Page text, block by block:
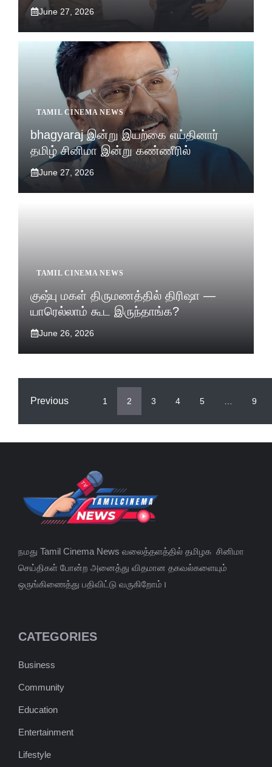
June 27, 2026
TAMIL CINEMA NEWS
bhagyaraj இன்று இயற்கை எய்தினார்
தமிழ் சினிமா இன்று கண்ணீரில்
June 27, 2026
TAMIL CINEMA NEWS
குஷ்பு மகள் திருமணத்தில் திரிஷா —
யாரெல்லாம் கூட இருந்தாங்க?
June 26, 2026
Previous 1 2 3 4 5 9
நமது Tamil Cinema News வலைத்தளத்தில் தமிழக சினிமா
செய்திகள் போன்ற அனைத்து விதமான தகவல்களையும்
ஒருங்கிணைத்து பதிவிட்டு வருகிறோம்।
CATEGORIES
Business
Community
Education
Entertainment
Lifestyle